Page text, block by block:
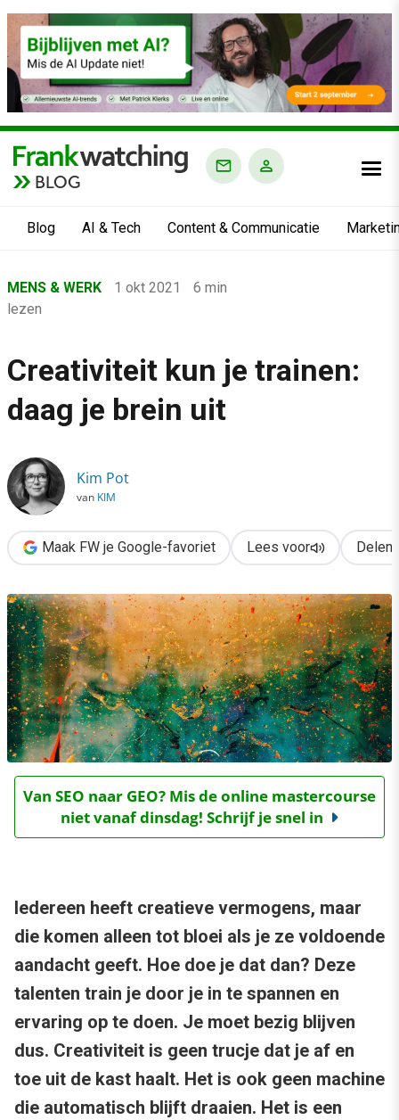
BLOG
Blog AI & Tech Content & Communicatie
›
Mens & Werk
›
MENS & WERK 1 okt 2021
6 min
lezen
Creativiteit kun je trainen:
daag je brein uit
Kim Pot
van KIM
Maak FW je Google-favoriet Lees voor Delen
Van SEO naar GEO? Mis de online mastercourse
niet vanaf dinsdag! Schrijf je snel in
Iedereen heeft creatieve vermogens, maar
die komen alleen tot bloei als je ze voldoende
aandacht geeft. Hoe doe je dat dan? Deze
talenten train je door je in te spannen en
ervaring op te doen. Je moet bezig blijven
dus. Creativiteit is geen trucje dat je af en
toe uit de kast haalt. Het is ook geen machine
die automatisch blijft draaien. Het is een